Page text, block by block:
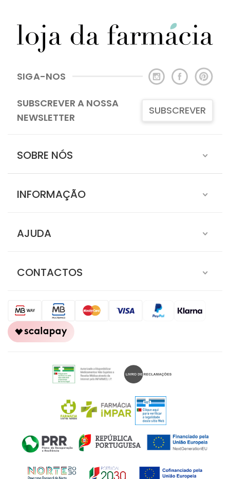
SIGA-NOS
SUBSCREVER A NOSSA
NEWSLETTER
SUBSCREVER
SOBRE NÓS
INFORMAÇÃO
AJUDA
CONTACTOS